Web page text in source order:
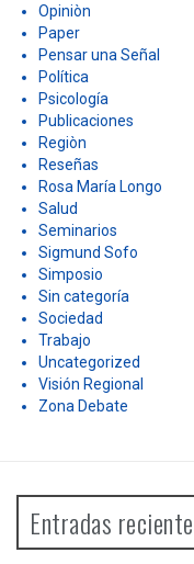
Opiniòn
Paper
Pensar una Señal
Política
Psicología
Publicaciones
Regiòn
Reseñas
Rosa María Longo
Salud
Seminarios
Sigmund Sofo
Simposio
Sin categoría
Sociedad
Trabajo
Uncategorized
Visión Regional
Zona Debate
Entradas